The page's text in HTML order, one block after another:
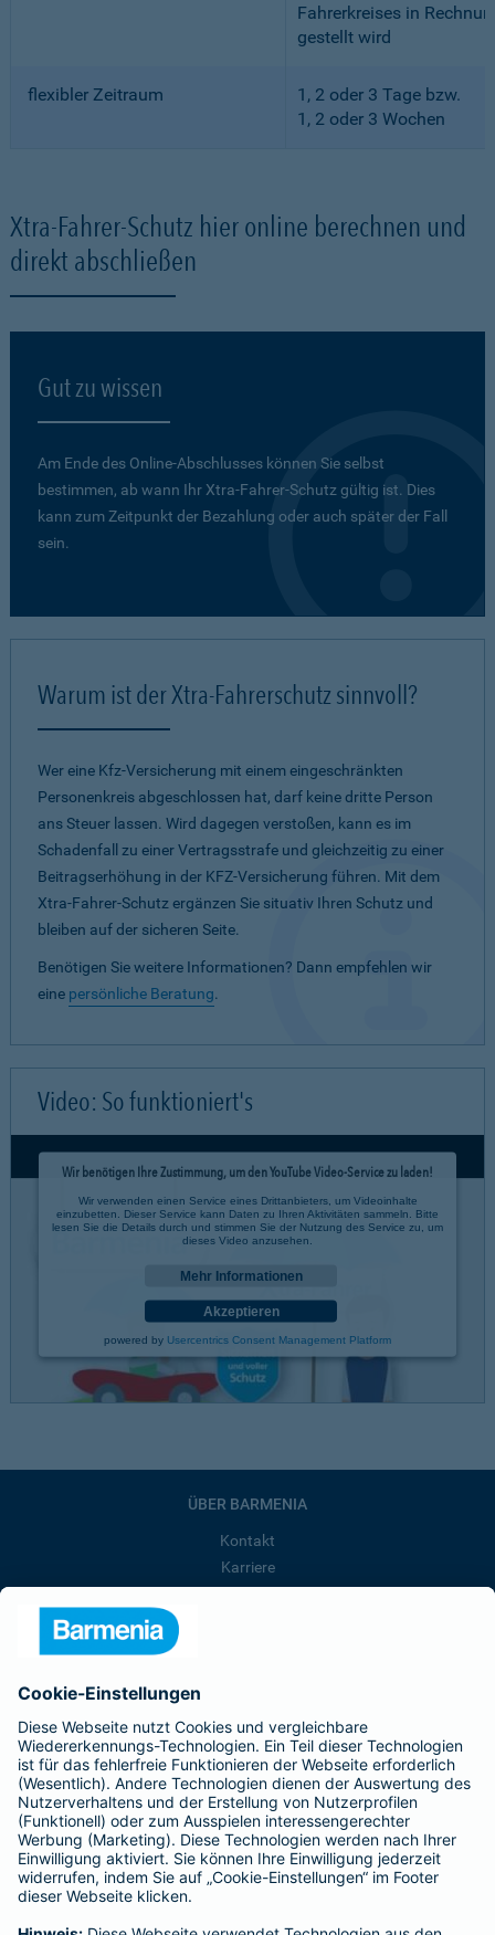
Fahrerkreises in
gestellt wird
flexibler Zeitraum
1, 2 oder 3 Tage bzw.
1, 2 oder 3 Wochen
Xtra-Fahrer-Schutz hier online berechnen und
direkt abschließen
Gut zu wissen
Am Ende des Online-Abschlusses können Sie selbst
bestimmen, ab wann Ihr Xtra-Fahrer-Schutz gültig ist. Dies
kann zum Zeitpunkt der Bezahlung oder auch später der Fall
sein.
Warum ist der Xtra-Fahrerschutz sinnvoll?
Wer eine Kfz-Versicherung mit einem eingeschränkten
Personenkreis abgeschlossen hat, darf keine dritte Person
ans Steuer lassen. Wird dagegen verstoßen, kann es im
Schadenfall zu einer Vertragsstrafe und gleichzeitig zu einer
Beitragserhöhung in der KFZ-Versicherung führen. Mit dem
Xtra-Fahrer-Schutz ergänzen Sie situativ Ihren Schutz und
bleiben auf der sicheren Seite.
Benötigen Sie weitere Informationen? Dann empfehlen wir
eine persönliche Beratung.
Video: So funktioniert's
Wir benötigen Ihre Zustimmung, um den YouTube Video-Service zu laden!
Wir verwenden einen Service eines Drittanbieters, um Videoinhalte
einzubetten. Dieser Service kann Daten zu Ihren Aktivitäten sammeln. Bitte
lesen Sie die Details durch und stimmen Sie der Nutzung des Service zu, um
dieses Video anzusehen.
Mehr Informationen
Akzeptieren
powered by Usercentrics Consent Management Platform
ÜBER BARMENIA
Kontakt
Karriere
Barmenia ist Teil der BarmeniaGothaer
BELIEBTE SEITEN
Kranken-Zusatzversicherung
Tierversicherungen
Haftpflichtversicherung
Hausratversicherung